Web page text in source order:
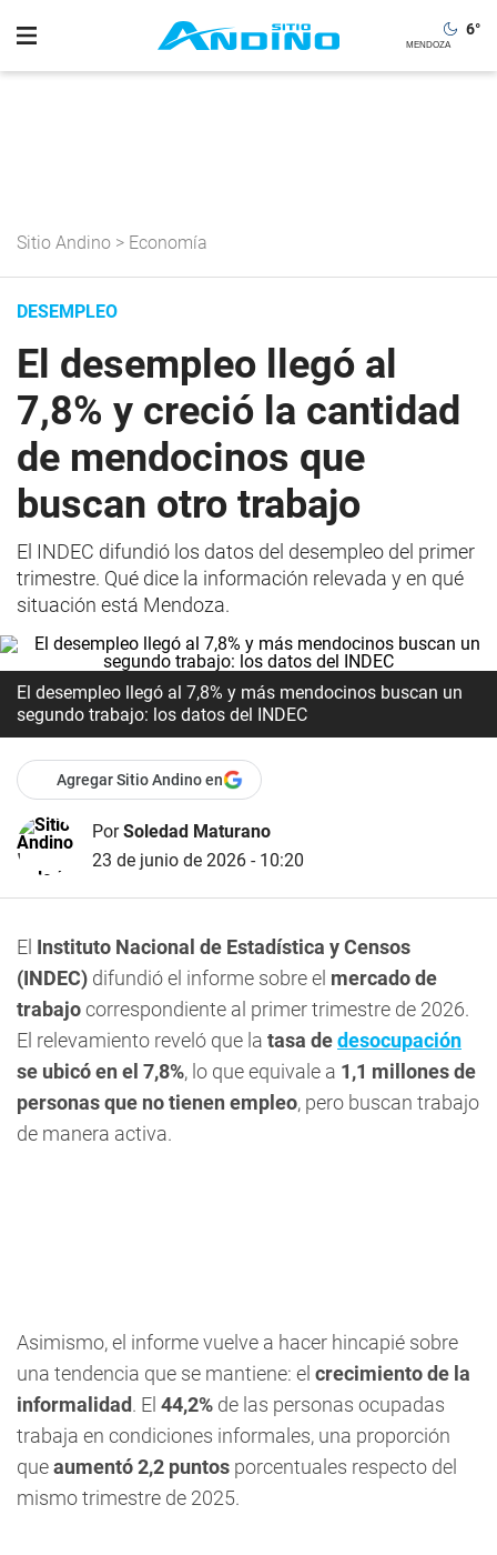
6°
Sitio Andino > Economía
DESEMPLEO
El desempleo llegó al
7,8% y creció la cantidad
de mendocinos que
buscan otro trabajo
El INDEC difundió los datos del desempleo del primer
trimestre. Qué dice la información relevada y en qué
situación está Mendoza.
El desempleo llegó al 7,8% y más mendocinos buscan un
segundo trabajo: los datos del INDEC
Agregar Sitio Andino en
PorSoledad Maturano
23 de junio de 2026 - 10:20
El Instituto Nacional de Estadística y Censos
(INDEC) difundió el informe sobre el mercado de
trabajocorrespondiente al primer trimestre de 2026.
El relevamiento reveló que la tasa dedesocupación
se ubicó en el 7,8%, lo que equivale a 1,1 millones de
personasque no tienen empleo, pero buscan trabajo
de manera activa.
Asimismo, el informe vuelve a hacer hincapié sobre
una tendencia que se mantiene: el crecimiento de la
informalidad. El 44,2% de las personas ocupadas
trabaja en condiciones informales, una proporción
queaumentó 2,2 puntos porcentuales respecto del
mismo trimestre de 2025.